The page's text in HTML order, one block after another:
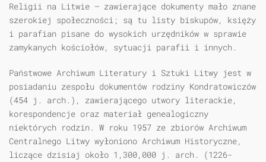
Religii na Litwie — zawierające dokumenty mało znane
szerokiej społeczności; są tu listy biskupów, księży
i parafian pisane do wysokich urzędników w sprawie
zamykanych kościołów, sytuacji parafii i innych.
Państwowe Archiwum Literatury i Sztuki Litwy jest w
posiadaniu zespołu dokumentów rodziny Kondratowiczów
(454 j. arch.), zawierającego utwory literackie,
korespondencje oraz materiał genealogiczny
niektórych rodzin. W roku 1957 ze zbiorów Archiwum
Centralnego Litwy wyłoniono Archiwum Historyczne,
liczące dzisiaj około 1,300,000 j. arch. (1226-